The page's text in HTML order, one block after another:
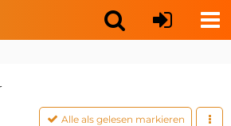
Alle als gelesen markieren